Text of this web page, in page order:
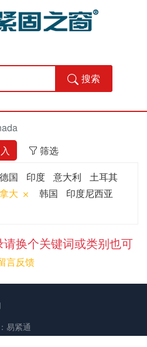
搜索
筛选
德国 印度 意大利
土耳其
大 韩国
印度尼西亚
换个关键词或类别也可
言反馈
易紧通